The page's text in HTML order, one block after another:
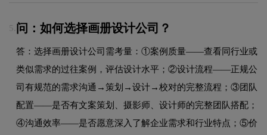
5. 问：如何选择画册设计公司？
答：选择画册设计公司需考量：①案例质量——查看同行业或
类似需求的过往案例，评估设计水平；②设计流程——正规公
司有规范的需求沟通→策划→设计→校对的完整流程；③团队
配置——是否有文案策划、摄影师、设计师的完整团队搭配；
④沟通效率——是否愿意深入了解企业需求和行业特点；⑤价